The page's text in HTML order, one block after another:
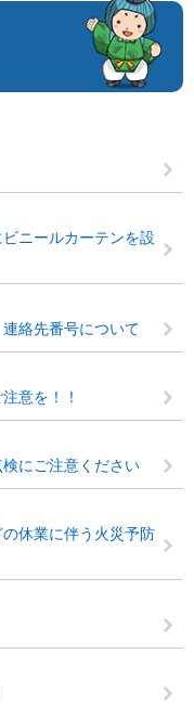
ニールカーテンを設
絡先番号について
意を！！
にご注意ください
の休業に伴う火災予防